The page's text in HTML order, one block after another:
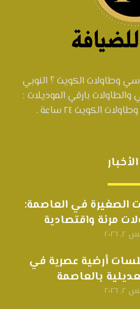
وطاولات الكويت ؟ النوبي
بارقي الموديلات :
الكويت ٢٤ ساعة .
الصغيرة في العاصمة:
مرنة واقتصادية
أرضية عصرية في
بالعاصمة